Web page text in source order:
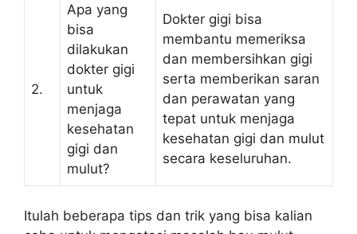
2.
Apa yang
bisa
dilakukan
dokter gigi
untuk
menjaga
kesehatan
gigi dan
mulut?
Dokter gigi bisa
membantu memeriksa
dan membersihkan gigi
serta memberikan saran
dan perawatan yang
tepat untuk menjaga
kesehatan gigi dan mulut
secara keseluruhan.
Itulah beberapa tips dan trik yang bisa kalian